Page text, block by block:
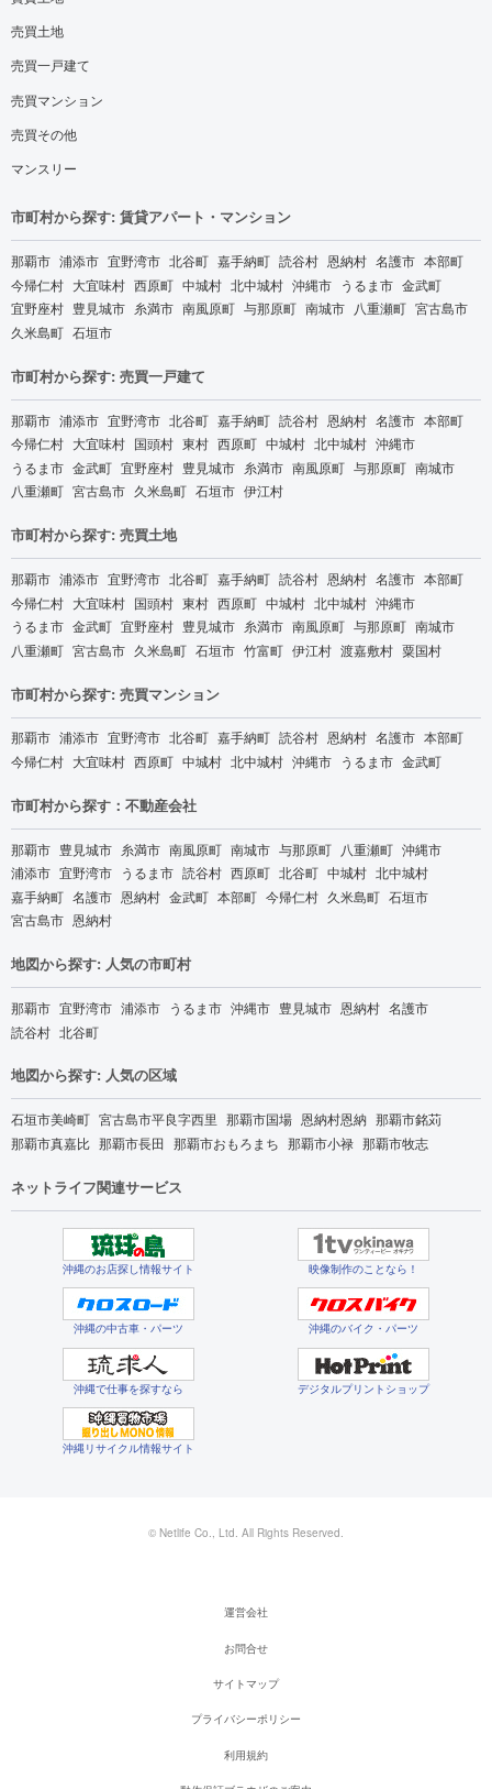
売買土地
売買一戸建て
売買マンション
売買その他
マンスリー
市町村から探す: 賃貸アパート・マンション
那覇市 浦添市 宜野湾市 北谷町 嘉手納町 読谷村 恩納村 名護市 本部町
今帰仁村 大宜味村 西原町 中城村 北中城村 沖縄市 うるま市 金武町
宜野座村 豊見城市 糸満市 南風原町 与那原町 南城市 八重瀬町 宮古島市
久米島町 石垣市
市町村から探す: 売買一戸建て
那覇市 浦添市 宜野湾市 北谷町 嘉手納町 読谷村 恩納村 名護市 本部町
今帰仁村 大宜味村 国頭村 東村 西原町 中城村 北中城村 沖縄市
うるま市 金武町 宜野座村 豊見城市 糸満市 南風原町 与那原町 南城市
八重瀬町 宮古島市 久米島町 石垣市 伊江村
市町村から探す: 売買土地
那覇市 浦添市 宜野湾市 北谷町 嘉手納町 読谷村 恩納村 名護市 本部町
今帰仁村 大宜味村 国頭村 東村 西原町 中城村 北中城村 沖縄市
うるま市 金武町 宜野座村 豊見城市 糸満市 南風原町 与那原町 南城市
八重瀬町 宮古島市 久米島町 石垣市 竹富町 伊江村 渡嘉敷村 粟国村
市町村から探す: 売買マンション
那覇市 浦添市 宜野湾市 北谷町 嘉手納町 読谷村 恩納村 名護市 本部町
今帰仁村 大宜味村 西原町 中城村 北中城村 沖縄市 うるま市 金武町
市町村から探す：不動産会社
那覇市 豊見城市 糸満市 南風原町 南城市 与那原町 八重瀬町 沖縄市
浦添市 宜野湾市 うるま市 読谷村 西原町 北谷町 中城村 北中城村
嘉手納町 名護市 恩納村 金武町 本部町 今帰仁村 久米島町 石垣市
宮古島市 恩納村
地図から探す: 人気の市町村
那覇市 宜野湾市 浦添市 うるま市 沖縄市 豊見城市 恩納村 名護市
読谷村 北谷町
地図から探す: 人気の区域
石垣市美崎町 宮古島市平良字西里 那覇市国場 恩納村恩納 那覇市銘苅
那覇市真嘉比 那覇市長田 那覇市おもろまち 那覇市小禄 那覇市牧志
ネットライフ関連サービス
沖縄のお店探し情報サイト 映像制作のことなら！
沖縄の中古車・パーツ 沖縄のバイク・パーツ
沖縄で仕事を探すなら デジタルプリントショップ
沖縄リサイクル情報サイト
© Netlife Co., Ltd. All Rights Reserved.
運営会社
お問合せ
サイトマップ
プライバシーポリシー
利用規約